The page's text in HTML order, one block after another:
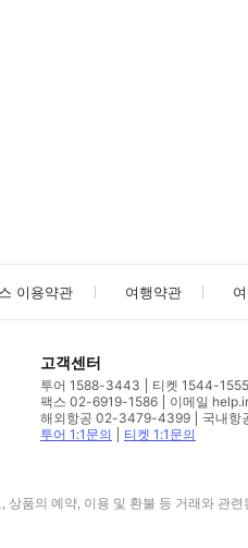
이용약관 여행약관
고객센터
투어 1588-3443
티켓 1544-1555
팩스 02-6919-1586
이메일
해외항공 02-3479-4399
국내
투어 1:1문의
티켓 1:1문의
품의 예약, 이용 및 환불 등 거래와 관